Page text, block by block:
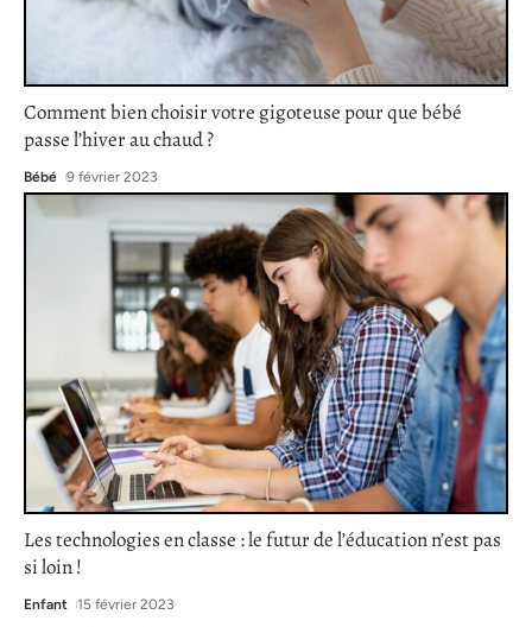
Comment bien choisir votre gigoteuse pour que bébé
passe l’hiver au chaud ?
Bébé 9 février 2023
Les technologies en classe : le futur de l’éducation n’est pas
si loin !
Enfant 15 février 2023